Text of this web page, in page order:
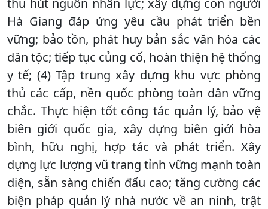
thu hút nguồn nhân lực; xây dựng con người
Hà Giang đáp ứng yêu cầu phát triển bền
vững; bảo tồn, phát huy bản sắc văn hóa các
dân tộc; tiếp tục củng cố, hoàn thiện hệ thống
y tế; (4) Tập trung xây dựng khu vực phòng
thủ các cấp, nền quốc phòng toàn dân vững
chắc. Thực hiện tốt công tác quản lý, bảo vệ
biên giới quốc gia, xây dựng biên giới hòa
bình, hữu nghị, hợp tác và phát triển. Xây
dựng lực lượng vũ trang tỉnh vững mạnh toàn
diện, sẵn sàng chiến đấu cao; tăng cường các
biện pháp quản lý nhà nước về an ninh, trật